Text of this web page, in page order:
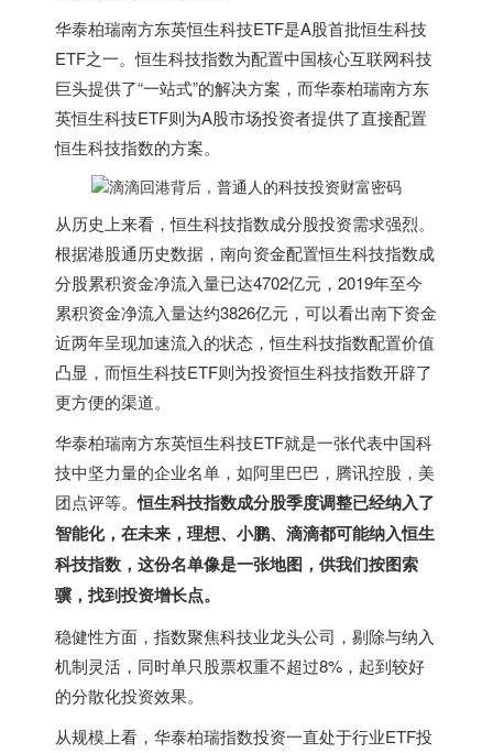
华泰柏瑞南方东英恒生科技ETF是A股首批恒生科技
ETF之一。恒生科技指数为配置中国核心互联网科技
巨头提供了“一站式”的解决方案，而华泰柏瑞南方东
英恒生科技ETF则为A股市场投资者提供了直接配置
恒生科技指数的方案。
从历史上来看，恒生科技指数成分股投资需求强烈。
根据港股通历史数据，南向资金配置恒生科技指数成
分股累积资金净流入量已达4702亿元，2019年至今
累积资金净流入量达约3826亿元，可以看出南下资金
近两年呈现加速流入的状态，恒生科技指数配置价值
凸显，而恒生科技ETF则为投资恒生科技指数开辟了
更方便的渠道。
华泰柏瑞南方东英恒生科技ETF就是一张代表中国科
技中坚力量的企业名单，如阿里巴巴，腾讯控股，美
团点评等。恒生科技指数成分股季度调整已经纳入了
智能化，在未来，理想、小鹏、滴滴都可能纳入恒生
科技指数，这份名单像是一张地图，供我们按图索
骥，找到投资增长点。
稳健性方面，指数聚焦科技业龙头公司，剔除与纳入
机制灵活，同时单只股票权重不超过8%，起到较好
的分散化投资效果。
从规模上看，华泰柏瑞指数投资一直处于行业ETF投